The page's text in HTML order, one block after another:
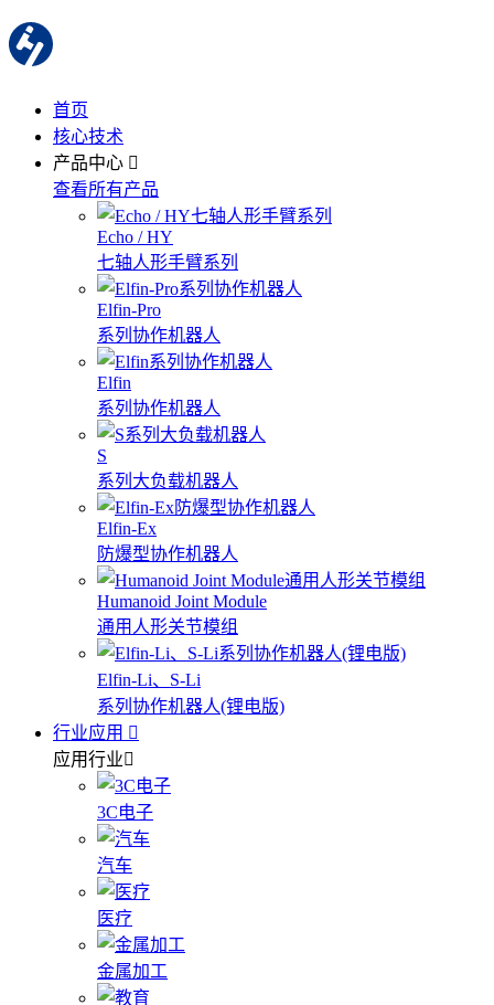
首页
核心技术
产品中心
查看所有产品
Echo / HY
七轴人形手臂系列
Elfin-Pro
系列协作机器人
Elfin
系列协作机器人
S
系列大负载机器人
Elfin-Ex
防爆型协作机器人
Humanoid Joint Module
通用人形关节模组
Elfin-Li、S-Li
系列协作机器人(锂电版)
行业应用
应用行业
3C电子
汽车
医疗
金属加工